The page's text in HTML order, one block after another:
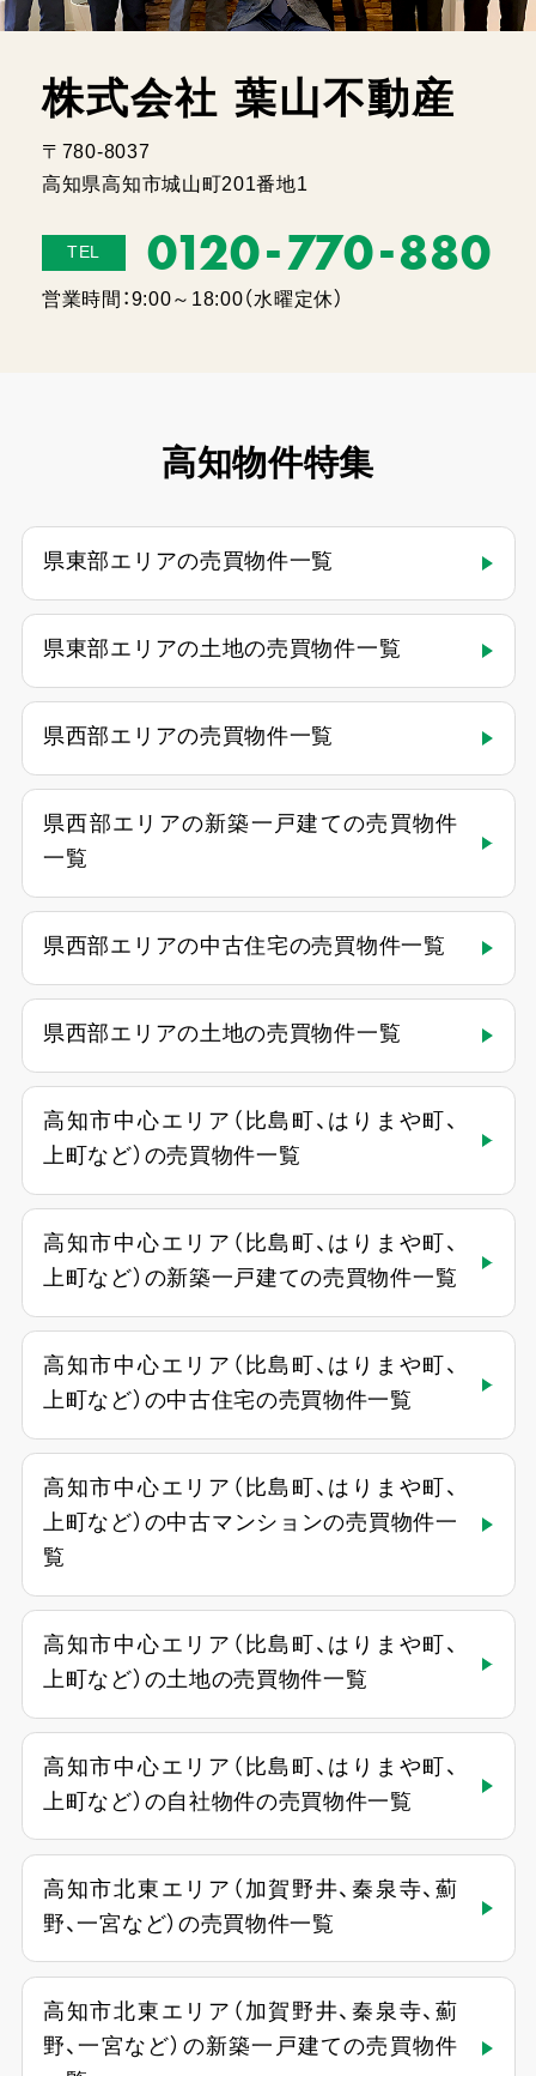
株式会社 葉山不動産
〒780-8037
高知県高知市城山町201番地1
TEL 0120-770-880
営業時間：9:00～18:00（水曜定休）
高知物件特集
県東部エリアの売買物件一覧
県東部エリアの土地の売買物件一覧
県西部エリアの売買物件一覧
県西部エリアの新築一戸建ての売買物件
一覧
県西部エリアの中古住宅の売買物件一覧
県西部エリアの土地の売買物件一覧
高知市中心エリア（比島町、はりまや町、
上町など）の売買物件一覧
高知市中心エリア（比島町、はりまや町、
上町など）の新築一戸建ての売買物件一覧
高知市中心エリア（比島町、はりまや町、
上町など）の中古住宅の売買物件一覧
高知市中心エリア（比島町、はりまや町、
上町など）の中古マンションの売買物件一
覧
高知市中心エリア（比島町、はりまや町、
上町など）の土地の売買物件一覧
高知市中心エリア（比島町、はりまや町、
上町など）の自社物件の売買物件一覧
高知市北東エリア（加賀野井、秦泉寺、薊
野、一宮など）の売買物件一覧
高知市北東エリア（加賀野井、秦泉寺、薊
野、一宮など）の新築一戸建ての売買物件